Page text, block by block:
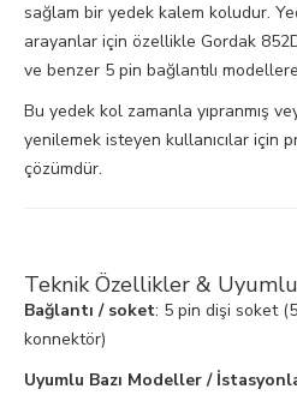
sağlam bir yedek kalem koludur.
arayanlar için özellikle Gordak
ve benzer 5 pin bağlantılı
Bu yedek kol zamanla yıpranmış
yenilemek isteyen kullanıcılar için
çözümdür.
Teknik Özellikler &
Bağlantı / soket: 5 pin dişi soket
konnektör)
Uyumlu Bazı Modeller /